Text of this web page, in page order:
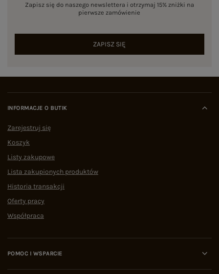
Zapisz się do naszego newslettera i otrzymaj 15% zniżki na
pierwsze zamówienie
ZAPISZ SIĘ
INFORMACJE O BUTIK
Zarejestruj się
Koszyk
Listy zakupowe
Lista zakupionych produktów
Historia transakcji
Oferty pracy
Współpraca
POMOC I WSPARCIE